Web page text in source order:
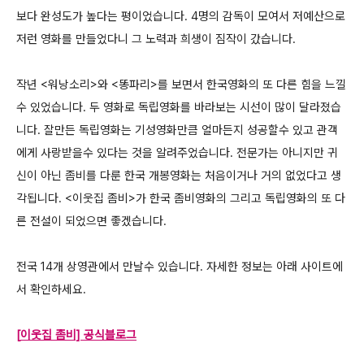
보다 완성도가 높다는 평이었습니다. 4명의 감독이 모여서 저예산으로
저런 영화를 만들었다니 그 노력과 희생이 짐작이 갔습니다.
작년 <워낭소리>와 <똥파리>를 보면서 한국영화의 또 다른 힘을 느낄
수 있었습니다. 두 영화로 독립영화를 바라보는 시선이 많이 달라졌습
니다. 잘만든 독립영화는 기성영화만큼 얼마든지 성공할수 있고 관객
에게 사랑받을수 있다는 것을 알려주었습니다. 전문가는 아니지만 귀
신이 아닌 좀비를 다룬 한국 개봉영화는 처음이거나 거의 없었다고 생
각됩니다. <이웃집 좀비>가 한국 좀비영화의 그리고 독립영화의 또 다
른 전설이 되었으면 좋겠습니다.
전국 14개 상영관에서 만날수 있습니다. 자세한 정보는 아래 사이트에
서 확인하세요.
[이웃집 좀비] 공식블로그